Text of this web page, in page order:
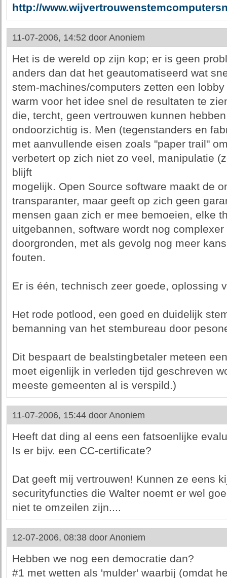
http://
11-07-2006, 14:52 door Anoniem
Het is de wereld op zijn kop; er is geen
anders dan dat het geautomatiseerd wat
stem-machines/computers zetten een
warm voor het idee snel de resultaten te
die, tercht, geen vertrouwen kunnen
ondoorzichtig is. Men (tegenstanders en
met aanvullende eisen zoals "paper trail"
verbetert op zich niet zo veel, manipulatie
blijft
mogelijk. Open Source software maakt de
transparanter, maar geeft op zich geen
mensen gaan zich er mee bemoeien, elke
uitgebannen, software wordt nog
doorgronden, met als gevolg nog meer
fouten.
Er is één, technisch zeer goede, oplossing
Het rode potlood, een goed en duidelijk
bemanning van het stembureau door
Dit bespaart de bealstingbetaler meteen
moet eigenlijk in verleden tijd geschreven
meeste gemeenten al is verspild.)
11-07-2006, 15:44 door Anoniem
Heeft dat ding al eens een fatsoenlijke
Is er bijv. een CC-certificate?
Dat geeft mij vertrouwen! Kunnen ze eens
securityfuncties die Walter noemt er wel
niet te omzeilen zijn....
12-07-2006, 08:38 door Anoniem
Hebben we nog een democratie dan?
#1 met wetten als 'mulder' waarbij (omdat